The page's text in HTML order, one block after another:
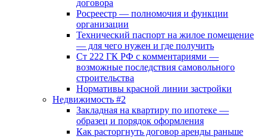
договора
Росреестр — полномочия и функции
организации
Технический паспорт на жилое помещение
— для чего нужен и где получить
Ст 222 ГК РФ с комментариями —
возможные последствия самовольного
строительства
Нормативы красной линии застройки
Недвижимость #2
Закладная на квартиру по ипотеке —
образец и порядок оформления
Как расторгнуть договор аренды раньше